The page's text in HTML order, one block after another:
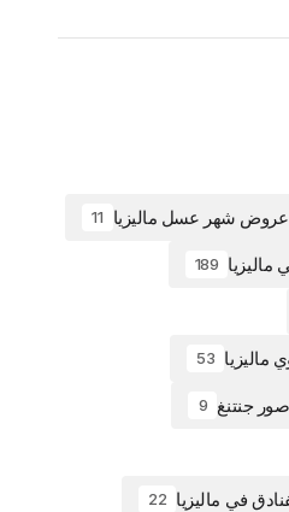
شهر عسل ماليزيا 11
ماليزيا 189
ماليزيا 53
جنتنغ 9
في ماليزيا 22